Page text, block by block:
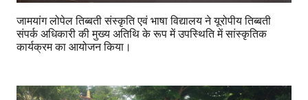
जामयांग लोपेल तिब्बती संस्कृति एवं भाषा विद्यालय ने यूरोपीय तिब्बती
संपर्क अधिकारी की मुख्य अतिथि के रूप में उपस्थिति में सांस्कृतिक
कार्यक्रम का आयोजन किया।